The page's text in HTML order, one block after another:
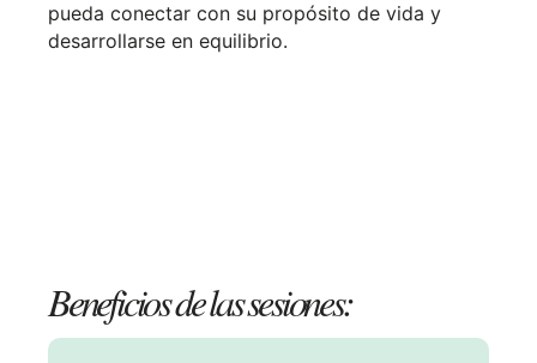
pueda conectar con su propósito de vida y
desarrollarse en equilibrio.
Beneficios de las sesiones: